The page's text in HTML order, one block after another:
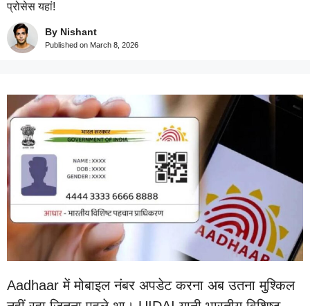
प्रोसेस यहां!
By Nishant
Published on March 8, 2026
Aadhaar में मोबाइल नंबर अपडेट करना अब उतना मुश्किल